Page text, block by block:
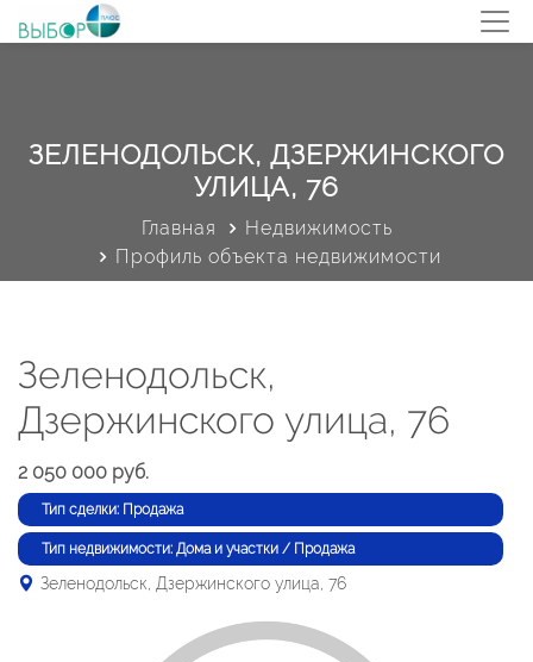
ЗЕЛЕНОДОЛЬСК, ДЗЕРЖИНСКОГО
УЛИЦА, 76
Главная
Недвижимость
Профиль объекта недвижимости
Зеленодольск,
Дзержинского улица, 76
2 050 000 руб.
Тип сделки: Продажа
Тип недвижимости: Дома и участки / Продажа
Зеленодольск, Дзержинского улица, 76